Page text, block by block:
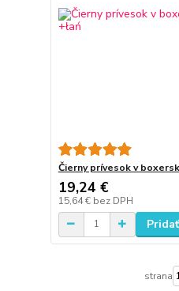
Čierny prívesok v
19,24 €
15,64 € bez DPH
strana